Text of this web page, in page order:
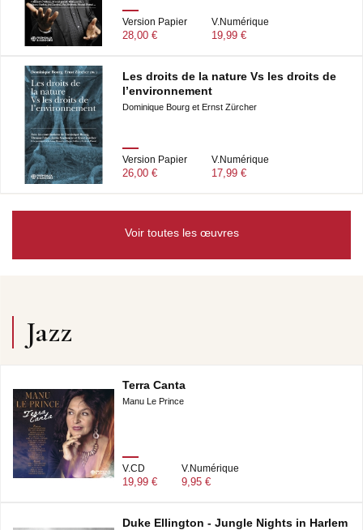
Version Papier
28,00 €
V.Numérique
19,99 €
Les droits de la nature Vs les droits de
l’environnement
Dominique Bourg et Ernst Zürcher
Version Papier
26,00 €
V.Numérique
17,99 €
Voir toutes les œuvres
Jazz
Terra Canta
Manu Le Prince
V.CD
19,99 €
V.Numérique
9,95 €
Duke Ellington - Jungle Nights in Harlem